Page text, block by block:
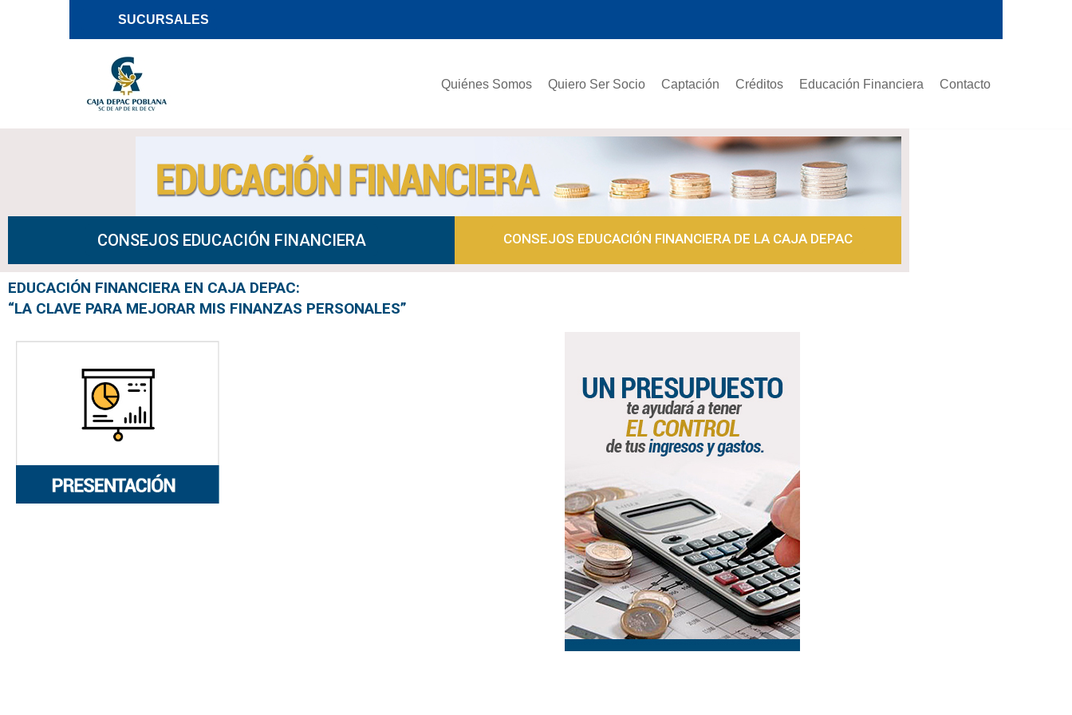
SUCURSALES
Quiénes Somos Quiero Ser Socio Captación Créditos Educación Financiera Contacto
CONSEJOS EDUCACIÓN FINANCIERA CONSEJOS EDUCACIÓN FINANCIERA DE LA CAJA DEPAC
EDUCACIÓN FINANCIERA EN CAJA DEPAC:
“LA CLAVE PARA MEJORAR MIS FINANZAS PERSONALES”